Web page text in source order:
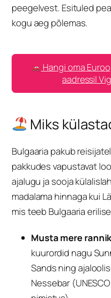
peegelvest. Esituled
kogu aeg põlemas.
Hangi oma
aadressil
Miks
Bulgaaria pakub
pakkudes vapustavat
ajalugu ja sooja
madalama hinnaga kui
mis teeb Bulgaaria
Musta mere
kuurordid nagu
Sands ning
Nessebar